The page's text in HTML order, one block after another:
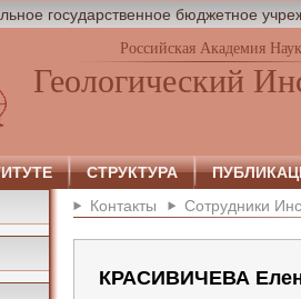
государственное бюджетное
Российская Академия Наук
Геологический
СТРУКТУРА
Контакты Сотрудники
КРАСИВИЧЕВА